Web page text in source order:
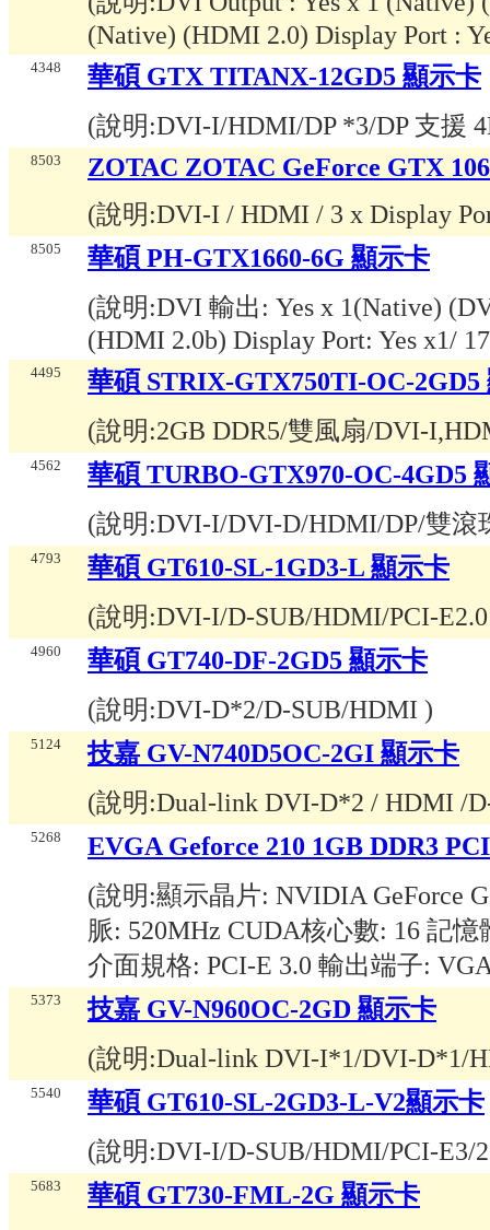
(Native) (HDMI 2.0) Display Port :
4348
華碩 GTX TITANX-12GD5 顯示卡
(說明:DVI-I/HDMI/DP *3/DP 支援
8503
ZOTAC ZOTAC GeForce GTX
(說明:DVI-I / HDMI / 3 x Display
8505
華碩 PH-GTX1660-6G 顯示卡
(說明:DVI 輸出: Yes x 1(Native)
(HDMI 2.0b) Display Port: Yes x1/
4495
華碩 STRIX-GTX750TI-OC-2GD5
(說明:2GB DDR5/雙風扇/DVI-
4562
華碩 TURBO-GTX970-OC-4GD5
(說明:DVI-I/DVI-D/HDMI/DP/雙滾
4793
華碩 GT610-SL-1GD3-L 顯示卡
(說明:DVI-I/D-SUB/HDMI/PCI-
4960
華碩 GT740-DF-2GD5 顯示卡
(說明:DVI-D*2/D-SUB/HDMI )
5124
技嘉 GV-N740D5OC-2GI 顯示卡
(說明:Dual-link DVI-D*2 / HDMI /
5268
EVGA Geforce 210 1GB DDR3
(說明:顯示晶片: NVIDIA GeForce
脈: 520MHz CUDA核心數: 16 記
介面規格: PCI-E 3.0 輸出端子:
5373
技嘉 GV-N960OC-2GD 顯示卡
(說明:Dual-link DVI-I*1/DVI-D*1/
5540
華碩 GT610-SL-2GD3-L-V2顯示卡
(說明:DVI-I/D-SUB/HDMI/PCI-E3/
5683
華碩 GT730-FML-2G 顯示卡